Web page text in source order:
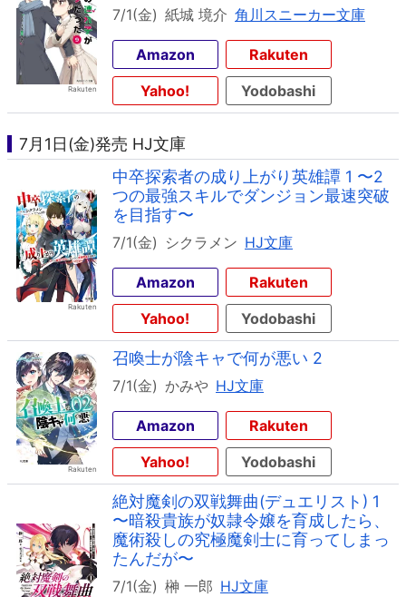
7/1(金) 紙城 境介 角川スニーカー文庫
Amazon
Rakuten
Yahoo!
Yodobashi
7月1日(金)発売 HJ文庫
中卒探索者の成り上がり英雄譚 1 〜2
つの最強スキルでダンジョン最速突破
を目指す〜
7/1(金) シクラメン HJ文庫
Amazon
Rakuten
Yahoo!
Yodobashi
召喚士が陰キャで何が悪い 2
7/1(金) かみや HJ文庫
Amazon
Rakuten
Yahoo!
Yodobashi
絶対魔剣の双戦舞曲(デュエリスト) 1
〜暗殺貴族が奴隷令嬢を育成したら、
魔術殺しの究極魔剣士に育ってしまっ
たんだが〜
7/1(金) 榊 一郎 HJ文庫